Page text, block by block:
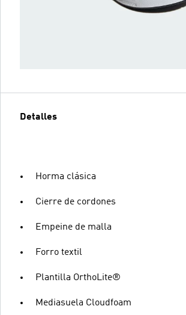
Detalles
Horma clásica
Cierre de cordones
Empeine de malla
Forro textil
Plantilla OrthoLite®
Mediasuela Cloudfoam